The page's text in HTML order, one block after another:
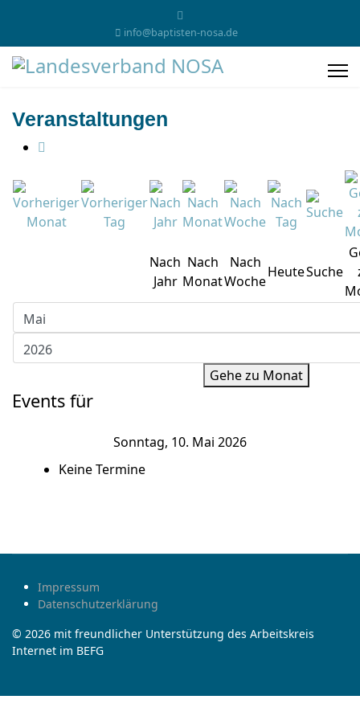
info@baptisten-nosa.de
Veranstaltungen
Nach
Jahr
Nach
Monat
Nach
Woche
HeuteSuche
Gehe zu Monat
Events für
Sonntag, 10. Mai 2026
Keine Termine
Impressum
Datenschutzerklärung
© 2026 mit freundlicher Unterstützung des Arbeitskreis
Internet im BEFG